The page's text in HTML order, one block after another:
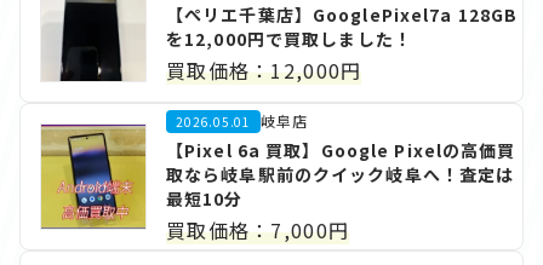
【ぺリエ千葉店】GooglePixel7a 128GB
を12,000円で買取しました！
買取価格：12,000円
2026.05.01 岐阜店
【Pixel 6a 買取】Google Pixelの高価買
取なら岐阜駅前のクイック岐阜へ！査定は
最短10分
買取価格：7,000円